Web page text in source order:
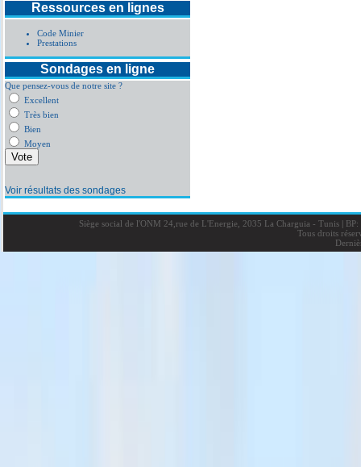
Ressources en lignes
Code Minier
Prestations
Sondages en ligne
Que pensez-vous de notre site ?
Excellent
Très bien
Bien
Moyen
Voir résultats des sondages
Siège social de l'ONM 24,rue de L'Energie, 2035 La Charguia - Tunis |BP:
Tous droits